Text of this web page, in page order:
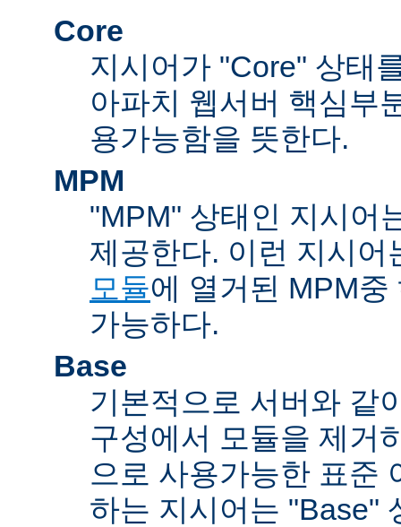
Core
지시어가 "Core" 상태
아파치 웹서버 핵심부
용가능함을 뜻한다.
MPM
"MPM" 상태인 지시어
제공한다. 이런 지시어
모듈에 열거된 MPM
가능하다.
Base
기본적으로 서버와 같
구성에서 모듈을 제거
으로 사용가능한 표준
하는 지시어는 "Base"